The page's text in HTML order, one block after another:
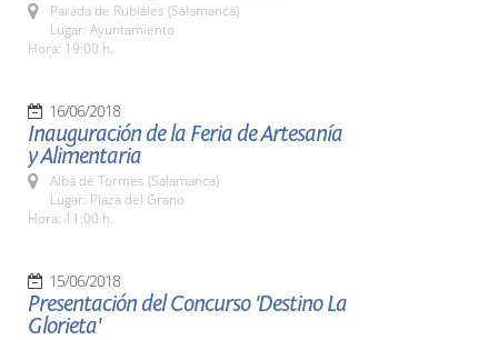
Parada de Rubiales (Salamanca)
Lugar: Ayuntamiento
Hora: 19:00 h.
16/06/2018
Inauguración de la Feria de Artesanía
y Alimentaria
Alba de Tormes (Salamanca)
Lugar: Plaza del Grano
Hora: 11:00 h.
15/06/2018
Presentación del Concurso 'Destino La
Glorieta'